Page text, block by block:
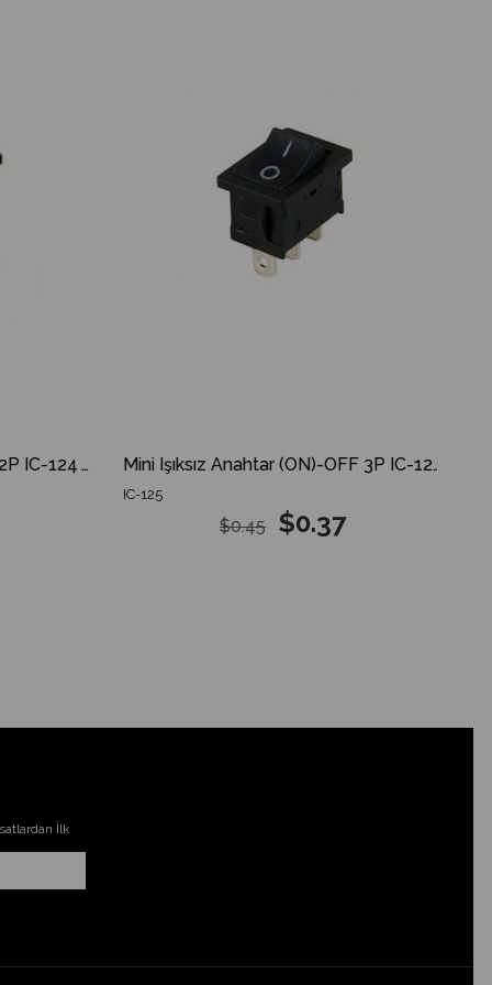
Mini Işıksız Anahtar ON-OFF 2P IC-124 Yaylı Mini Işıksız Anahtar (ON)-OFF 3P IC-125 Yaylı IC 125 IC125
IC-125
$0.37
$0.45
İlk